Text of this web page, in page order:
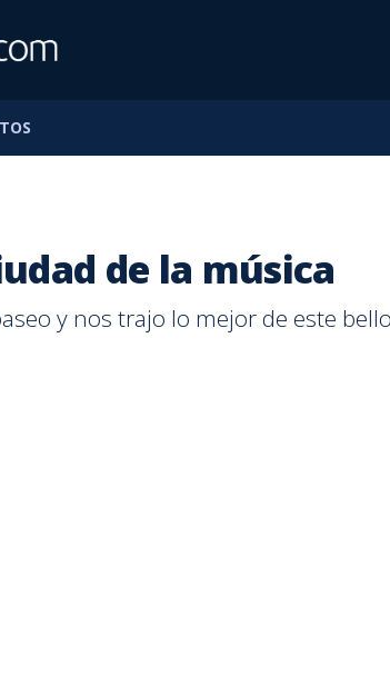
de la música
y nos trajo lo mejor de este